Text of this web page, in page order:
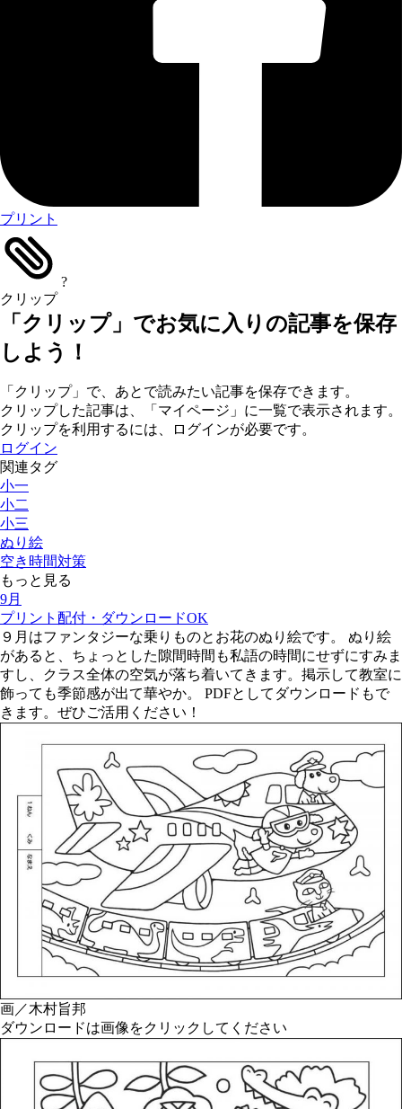
プリント
クリップ
?
「クリップ」でお気に入りの記事を保存
しよう！
「クリップ」で、あとで読みたい記事を保存できます。
クリップした記事は、「マイページ」に一覧で表示されます。
クリップを利用するには、ログインが必要です。
ログイン
関連タグ
小一
小二
小三
ぬり絵
空き時間対策
もっと見る
9月
プリント配付・ダウンロードOK
９月はファンタジーな乗りものとお花のぬり絵です。 ぬり絵
があると、ちょっとした隙間時間も私語の時間にせずにすみま
すし、クラス全体の空気が落ち着いてきます。掲示して教室に
飾っても季節感が出て華やか。 PDFとしてダウンロードもで
きます。ぜひご活用ください！
画／木村旨邦
ダウンロードは画像をクリックしてください